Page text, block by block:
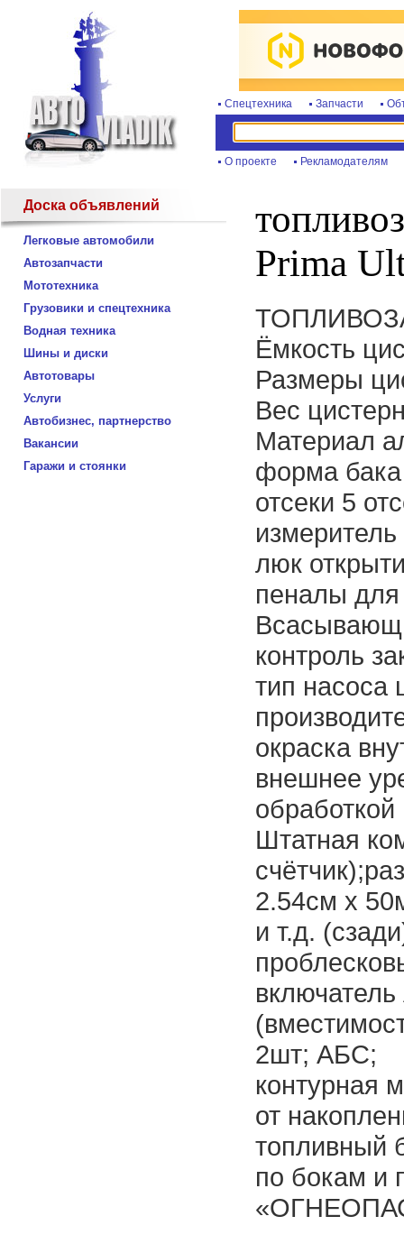
Спецтехника Запчасти
О проекте Рекламодателям
Доска объявлений
Легковые автомобили
Автозапчасти
Мототехника
Грузовики и спецтехника
Водная техника
Шины и диски
Автотовары
Услуги
Автобизнес, партнерство
Вакансии
Гаражи и стоянки
Prima
Ёмкость
Размеры
Вес
Материал
форма
отсеки 5
люк
пеналы
контроль
тип насоса
окраска
внешнее
обработкой
Штатная
2.54см x
и т.д.
2шт; АБС;
контурная
от
топливный
по бокам и